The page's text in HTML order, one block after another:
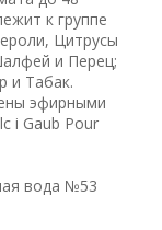
к группе
Цитрусы
и Перец;
и Табак.
эфирными
i Gaub Pour
вода №53